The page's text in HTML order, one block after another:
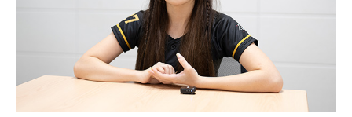
ビジネスと働き方のヒント
AI活用のいまが分かる
企業ITのトレンドを詳説
経営リーダーのコミュニティ